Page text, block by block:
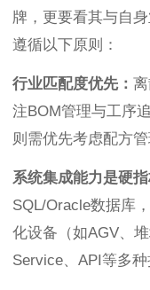
牌，更要看其与自
遵循以下原则：
行业匹配度优先：
注BOM管理与工序
则需优先考虑配方
系统集成能力是硬指
SQL/Oracle数据库
化设备（如AGV、
Service、API等多种